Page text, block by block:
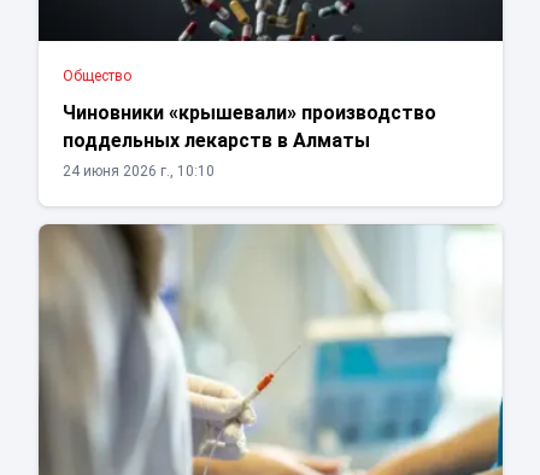
Общество
Чиновники «крышевали» производство
поддельных лекарств в Алматы
24 июня 2026 г., 10:10